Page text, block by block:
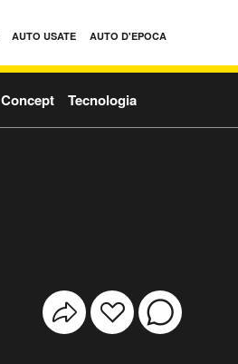
AUTO USATE AUTO D'EPOCA
Concept Tecnologia